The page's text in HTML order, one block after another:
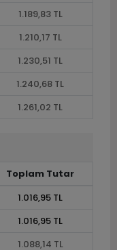
1.189,83 TL
1.210,17 TL
1.230,51 TL
1.240,68 TL
1.261,02 TL
Toplam Tutar
1.016,95 TL
1.016,95 TL
1.088,14 TL